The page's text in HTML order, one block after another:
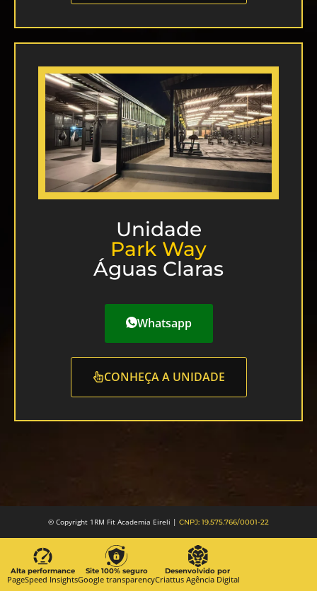
Unidade
Park Way
Águas Claras
Whatsapp
CONHEÇA A UNIDADE
© Copyright 1RM Fit Academia Eireli | CNPJ: 19.575.766/0001-22
Alta performance
PageSpeed Insights
Site 100% seguro
Google transparency
Desenvolvido por
Criattus Agência Digital